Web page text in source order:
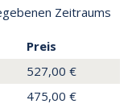
Zeitraums
Preis
527,00 €
475,00 €